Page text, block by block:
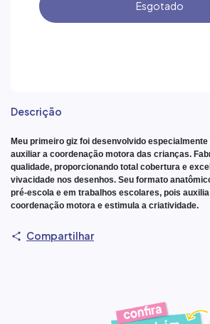
Descrição
Meu primeiro giz foi desenvolvido especialmente
auxiliar a coordenação motora das crianças.
qualidade, proporcionando total cobertura e
vivacidade nos desenhos. Seu formato
pré-escola e em trabalhos escolares, pois
coordenação motora e estimula a criatividade.
Compartilhar